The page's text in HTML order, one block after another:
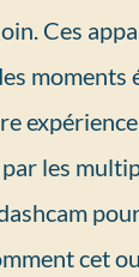
Ces
moments
les
cet